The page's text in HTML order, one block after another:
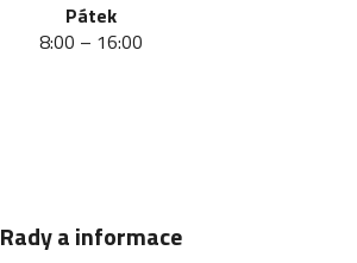
Pátek
8:00 – 16:00
Rady a informace